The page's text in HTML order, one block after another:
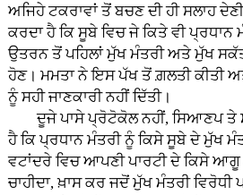
ਅਜਿਹੇ ਟਕਰਾਵਾਂ ਤੋਂ ਬਚਣ ਦੀ ਹੀ ਸਲਾਹ
ਕਰਦਾ ਹੈ ਕਿ ਸੂਬੇ ਵਿਚ ਜੇ ਕਿਤੇ ਵੀ
ਉਤਰਨ ਤੋਂ ਪਹਿਲਾਂ ਮੁੱਖ ਮੰਤਰੀ ਅਤੇ ਮੁੱਖ
ਹੋਣ। ਮਮਤਾ ਨੇ ਇਸ ਪੱਖ ਤੋਂ ਗ਼ਲਤੀ ਕੀਤੀ
ਨੂੰ ਸਹੀ ਜਾਣਕਾਰੀ ਨਹੀਂ ਦਿੱਤੀ।
ਦੂਜੇ ਪਾਸੇ ਪ੍ਰੋਟੋਕੋਲ ਨਹੀਂ, ਸਿਆਣਪ ਤੇ
ਹੈ ਕਿ ਪ੍ਰਧਾਨ ਮੰਤਰੀ ਨੂੰ ਕਿਸੇ ਸੂਬੇ ਦੇ ਮੁੱਖ
ਵਟਾਂਦਰੇ ਵਿਚ ਆਪਣੀ ਪਾਰਟੀ ਦੇ ਕਿਸੇ ਆਗੂ
ਚਾਹੀਦਾ, ਖ਼ਾਸ ਕਰ ਜਦੋਂ ਮੁੱਖ ਮੰਤਰੀ ਵਿਰੋਧੀ